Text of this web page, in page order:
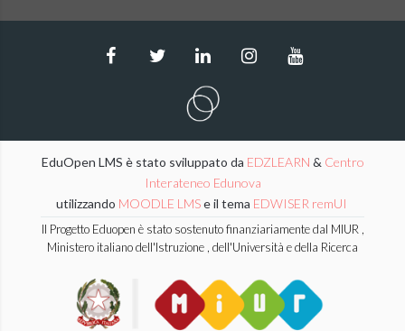
EduOpen LMS è stato sviluppato da EDZLEARN & Centro
Interateneo Edunova
utilizzando MOODLE LMSe il tema EDWISER remUI
Il Progetto Eduopen è stato sostenuto finanziariamente dal MIUR ,
Ministero italiano dell'Istruzione , dell'Università e della Ricerca